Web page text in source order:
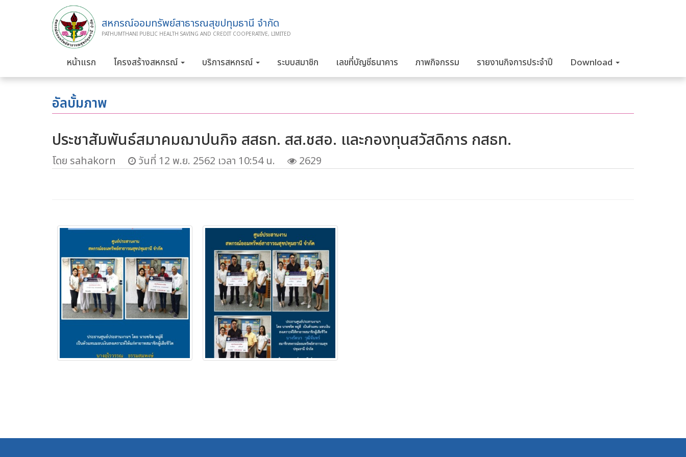
สหกรณ์ออมทรัพย์สาธารณสุขปทุมธานี จำกัด
PATHUMTHANI PUBLIC HEALTH SAVING AND CREDIT COOPERATIVE, LIMITED
หน้าแรก โครงสร้างสหกรณ์ บริการสหกรณ์ ระบบสมาชิก เลขที่บัญชีธนาคาร ภาพกิจกรรม รายงานกิจการประจำปี Download
อัลบั้มภาพ
ประชาสัมพันธ์สมาคมฌาปนกิจ สสธท. สส.ชสอ. และกองทุนสวัสดิการ กสธท.
โดย sahakorn วันที่ 12 พ.ย. 2562 เวลา 10:54 น. 2629